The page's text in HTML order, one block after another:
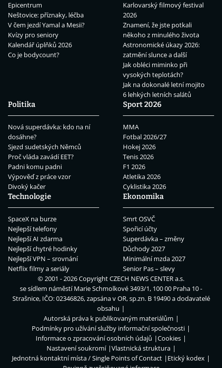
Epicentrum
Neštovice: příznaky, léčba
V čem jezdí Yamal a Mesii?
Kvízy pro seniory
Kalendář úplňků 2026
Co je bodycount?
Karlovarský filmový festival
2026
Znamení, že jste potkali
někoho z minulého života
Astronomické úkazy 2026:
zatmění slunce a další
Jak obléci miminko při
vysokých teplotách?
Jak na dokonalé letní mojito
6 lehkých letních salátů
Politika
Nová superdávka: kdo na ní
dosáhne?
Sjezd sudetských Němců
Proč vláda zavádí EET?
Padni komu padni
Výpověď z práce vzor
Divoký kačer
Sport 2026
MMA
Fotbal 2026/27
Hokej 2026
Tenis 2026
F1 2026
Atletika 2026
Cyklistika 2026
Technologie
SpaceX na burze
Nejlepší telefony
Nejlepší AI zdarma
Nejlepší chytré hodinky
Nejlepší VPN – srovnání
Netflix filmy a seriály
Ekonomika
Smrt OSVČ
Spořicí účty
Superdávka – změny
Důchody 2027
Minimální mzda 2027
Senior Pas – slevy
© 2001 - 2026 CopyrightCZECH NEWS CENTER a.s.
se sídlem náměstí Marie Schmolkové 3493/1, 100 00 Praha 10 -
Strašnice, IČO: 02346826, zapsána v OR, sp.zn. B 19490 a dodavatelé
obsahu
Autorská práva k publikovaným materiálům
Podmínky pro užívání služby informační společnosti
Informace o zpracování osobních údajů
Cookies
Nastavení soukromí
Vlastnická struktura
Jednotná kontaktní místa / Single Points of Contact
Etický kodex